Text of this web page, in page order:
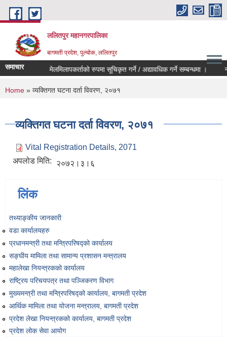
Skip to main content
ललितपुर महानगरपालिका
बागमती प्रदेश, पुल्चोक, ललितपुर
समाचार
2) मेलमिलापकर्ताको रुपमा सूचिकृत गर्ने / अद्यावधिक गर्ने सम्बन्धमा ।
You are here
Home » व्यक्तिगत घटना दर्ता विवरण, २०७१
व्यक्तिगत घटना दर्ता विवरण, २०७१
Vital Registration Details, 2071
अपलोड मिति:
२०७२।३।६
लिंक
तथ्याङ्‍कीय जानकारी
वडा कार्यालयहरु
प्रधानमन्त्री तथा मन्त्रिपरिषद्को कार्यालय
सङ्‍घीय मामिला तथा सामान्य प्रशासन मन्त्रालय
महालेखा नियन्त्रकको कार्यालय
राष्ट्रिय परिचयपत्र तथा पञ्‍जिकरण विभाग
मुख्यमन्त्री तथा मन्त्रिपरिषद्को कार्यालय, बागमती प्रदेश
आर्थिक मामिला तथा योजना मन्त्रालय, बागमती प्रदेश
प्रदेश लेखा नियन्त्रकको कार्यालय, बागमती प्रदेश
प्रदेश लोक सेवा आयोग